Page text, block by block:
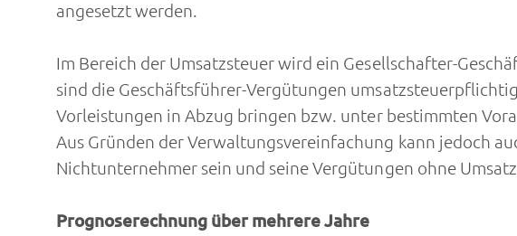
angesetzt werden.
Im Bereich der Umsatzsteuer wird ein Gesellschafter-
sind die Geschäftsführer-Vergütungen
Vorleistungen in Abzug bringen bzw. unter bestimmten
Aus Gründen der Verwaltungsvereinfachung kann jedoch
Nichtunternehmer sein und seine Vergütungen ohne
Prognoserechnung über mehrere Jahre